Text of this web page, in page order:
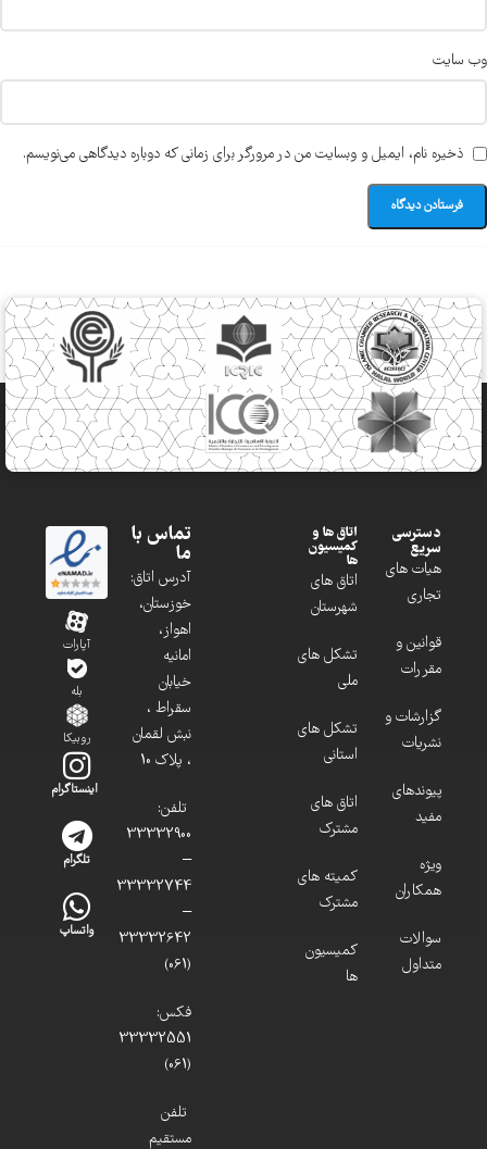
وب‌ سایت
ذخیره نام، ایمیل و وبسایت من در مرورگر برای زمانی که دوباره دیدگاهی می‌نویسم.
دسترسی
سریع
هیات های
تجاری
قوانین و
مقررات
گزارشات و
نشریات
پیوندهای
مفید
ویژه
همکاران
سوالات
متداول
اتاق ها و
کمیسیون
ها
اتاق های
شهرستان
تشکل های
ملی
تشکل های
استانی
اتاق های
مشترک
کمیته های
مشترک
کمیسیون
ها
تماس با
ما
آدرس اتاق:
خوزستان،
اهواز،
امانیه
خیابان
سقراط ،
نبش لقمان
، پلاک 10
تلفن:
33332900
–
33332744
–
33332642
(061)
فکس:
33332551
(061)
تلفن
مستقیم
آپارات
بله
روبیکا
اینستاگرام
تلگرام
واتساپ